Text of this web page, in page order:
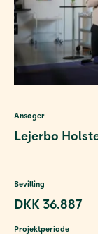
Ansøger
Lejerbo
Bevilling
DKK 36.887
Projektperiode